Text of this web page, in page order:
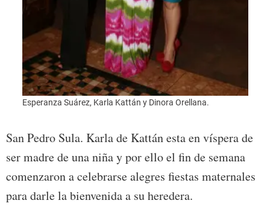
Esperanza Suárez, Karla Kattán y Dinora Orellana.
San Pedro Sula. Karla de Kattán esta en víspera de
ser madre de una niña y por ello el fin de semana
comenzaron a celebrarse alegres fiestas maternales
para darle la bienvenida a su heredera.